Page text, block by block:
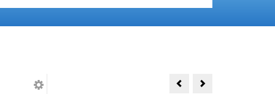
HoutenSleutelh.